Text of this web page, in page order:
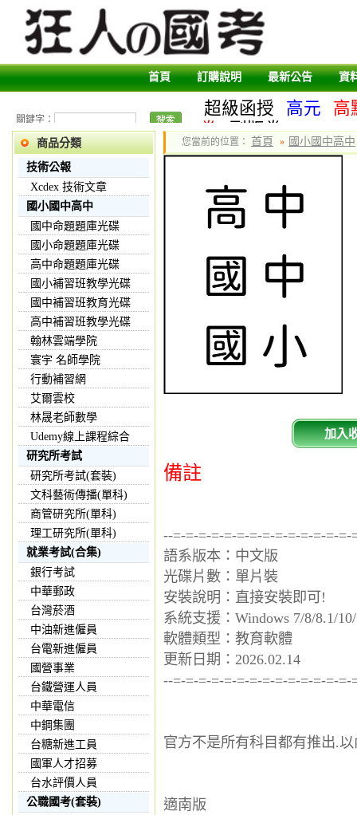
首頁 訂購說明 最新公告 資
關鍵字：
超級函授 高元
高
卷
副版卷
商品分類
技術公報
Xcdex 技術文章
國小國中高中
國中命題題庫光碟
國小命題題庫光碟
高中命題題庫光碟
國小補習班教學光碟
國中補習班教育光碟
高中補習班教學光碟
翰林雲端學院
寰宇 名師學院
行動補習網
艾爾雲校
林晟老師數學
Udemy線上課程綜合
研究所考試
研究所考試(套裝)
文科藝術傳播(單科)
商管研究所(單科)
理工研究所(單科)
就業考試(合集)
銀行考試
中華郵政
台灣菸酒
中油新進僱員
台電新進僱員
國營事業
台鐵營運人員
中華電信
中鋼集團
台糖新進工員
國軍人才招募
台水評價人員
公職國考(套裝)
您當前的位置： 首頁 » 國小國中高中
加入
備註
--=-=-=-=-=-=-=-=-=-=-=-=-=-
語系版本：中文版
光碟片數：單片裝
安裝說明：直接安裝即可!
系統支援：Windows 7/8/8.1/
軟體類型：教育軟體
更新日期：2026.02.14
--=-=-=-=-=-=-=-=-=-=-=-=-=-
官方不是所有科目都有推出.
適南版